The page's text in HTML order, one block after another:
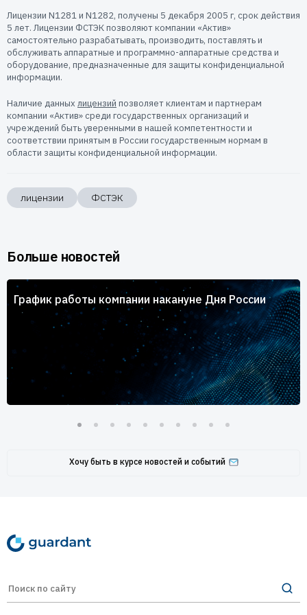
Пресс-центр
Новости
Мероприятия
Экспертиза
Пресс-кит
Техническая поддержка
Лицензии N1281 и N1282, получены 5 декабря 2005 г, срок действия
5 лет. Лицензии ФСТЭК позволяют компании «Актив»
самостоятельно разрабатывать, производить, поставлять и
обслуживать аппаратные и программно-аппаратные средства и
оборудование, предназначенные для защиты конфиденциальной
информации.
Наличие данных лицензий позволяет клиентам и партнерам
компании «Актив» среди государственных организаций и
учреждений быть уверенными в нашей компетентности и
соответствии принятым в России государственным нормам в
области защиты конфиденциальной информации.
лицензии ФСТЭК
Больше новостей
График работы компании накануне Дня России
Хочу быть в курсе новостей и событий